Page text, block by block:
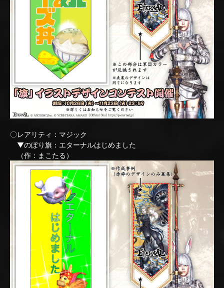
〇レアリティ：マジック
▼のぼり旗：エターナルはじめました
（作：まこたる）